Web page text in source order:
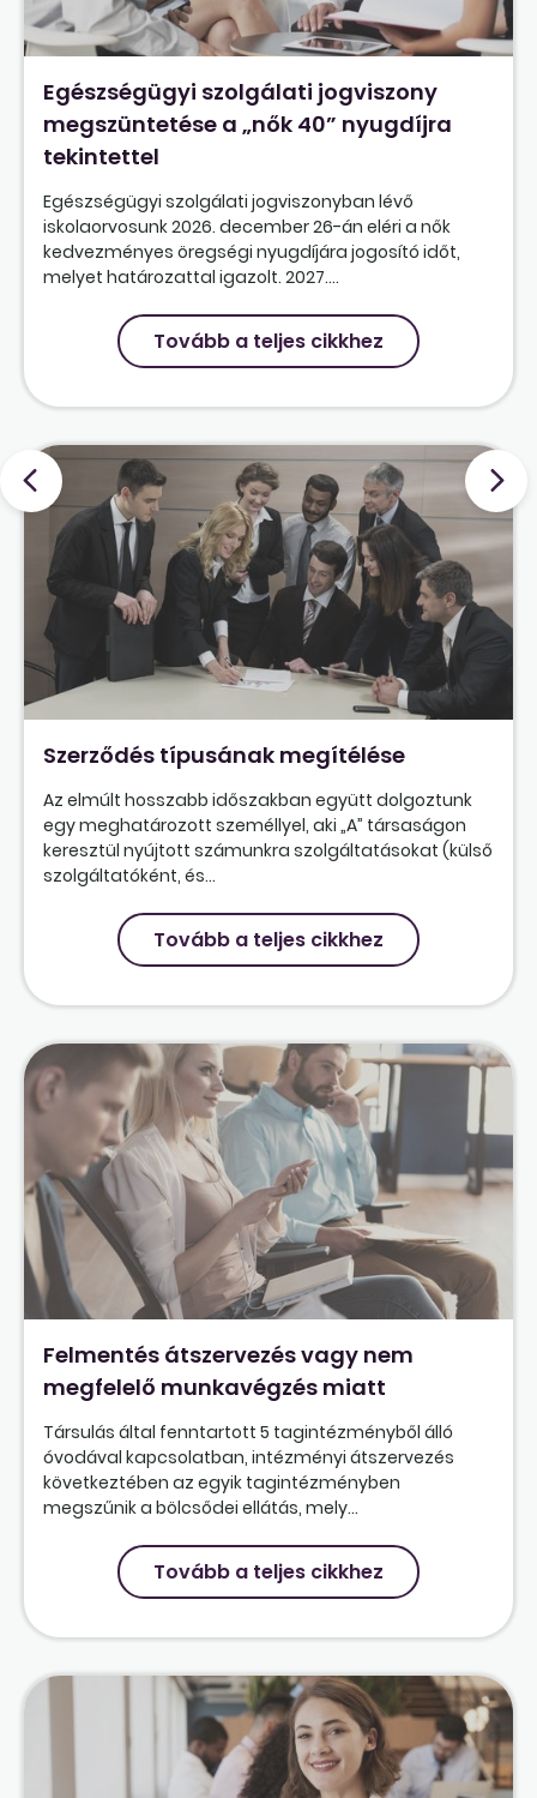
Egészségügyi szolgálati jogviszony
megszüntetése a „nők 40” nyugdíjra
tekintettel
Egészségügyi szolgálati jogviszonyban lévő
iskolaorvosunk 2026. december 26-án eléri a nők
kedvezményes öregségi nyugdíjára jogosító időt,
melyet határozattal igazolt. 2027....
Tovább a teljes cikkhez
Szerződés típusának megítélése
Az elmúlt hosszabb időszakban együtt dolgoztunk
egy meghatározott személlyel, aki „A” társaságon
keresztül nyújtott számunkra szolgáltatásokat (külső
szolgáltatóként, és...
Tovább a teljes cikkhez
Felmentés átszervezés vagy nem
megfelelő munkavégzés miatt
Társulás által fenntartott 5 tagintézményből álló
óvodával kapcsolatban, intézményi átszervezés
következtében az egyik tagintézményben
megszűnik a bölcsődei ellátás, mely...
Tovább a teljes cikkhez